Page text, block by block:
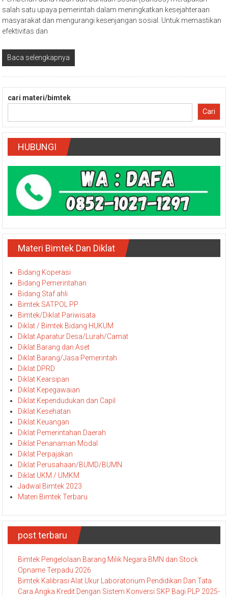
salah satu upaya pemerintah dalam meningkatkan kesejahteraan
masyarakat dan mengurangi kesenjangan sosial. Untuk memastikan
efektivitas dan
Baca selengkapnya
cari materi/bimtek
Cari
HUBUNGI
Materi Bimtek Dan Diklat
Bidang Koperasi
Bidang Pemerintahan
Bidang Staf ahli
Bimtek SATPOL PP
Bimtek/Diklat Pariwisata
Diklat / Bimtek Bidang HUKUM
Diklat Aparatur Desa/Lurah/Camat
Diklat Barang dan Aset
Diklat Barang/Jasa Pemerintah
Diklat DPRD
Diklat Kearsipan
Diklat Kepegawaian
Diklat Kependudukan dan Capil
Diklat Kesehatan
Diklat Keuangan
Diklat Pemerintahan Daerah
Diklat Penanaman Modal
Diklat Perpajakan
Diklat Perusahaan/BUMD/BUMN
Diklat UKM / UMKM
Jadwal Bimtek 2023
Materi Bimtek Terbaru
post terbaru
Bimtek Pengelolaan Barang Milik Negara BMN dan Stock
Opname Terpadu 2026
Bimtek Kalibrasi Alat Ukur Laboratorium Pendidikan Dan Tata
Cara Angka Kredit Dengan Sistem Konversi SKP Bagi PLP 2025-